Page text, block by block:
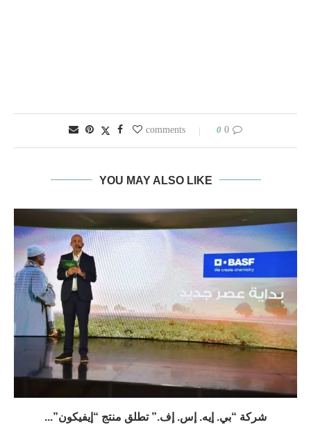
0 comments
0
YOU MAY ALSO LIKE
شركة “بي. إيه. إس. إف.” تطلق منتج “إيفيكون”...